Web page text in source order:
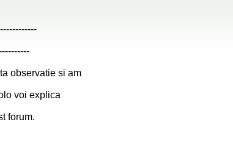
observatie si am
voi explica
forum.